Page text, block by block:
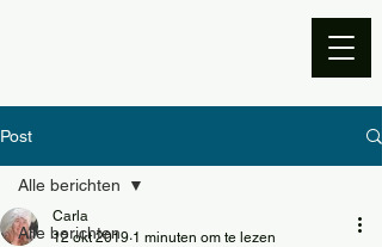
Post
Alle berichten
Alle berichten
Carla
12 okt 2019 1 minuten om te lezen